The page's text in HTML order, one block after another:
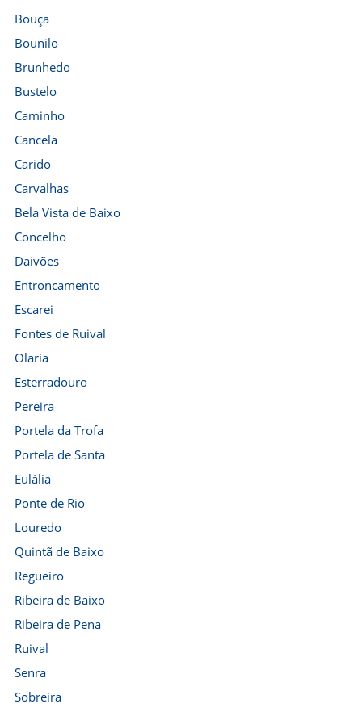
Bouça
Bounilo
Brunhedo
Bustelo
Caminho
Cancela
Carido
Carvalhas
Bela Vista de Baixo
Concelho
Daivões
Entroncamento
Escarei
Fontes de Ruival
Olaria
Esterradouro
Pereira
Portela da Trofa
Portela de Santa
Eulália
Ponte de Rio
Louredo
Quintã de Baixo
Regueiro
Ribeira de Baixo
Ribeira de Pena
Ruival
Senra
Sobreira